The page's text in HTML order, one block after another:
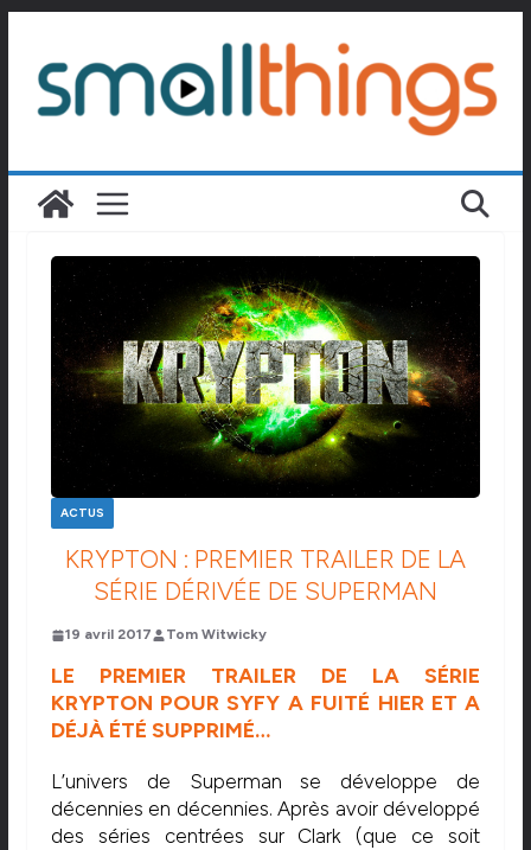
contenu
ACTUS
KRYPTON : PREMIER TRAILER DE LA
SÉRIE DÉRIVÉE DE SUPERMAN
19 avril 2017 Tom Witwicky
LE PREMIER TRAILER DE LA SÉRIE
KRYPTON POUR SYFY A FUITÉ HIER ET A
DÉJÀ ÉTÉ SUPPRIMÉ…
L’univers de Superman se développe de
décennies en décennies. Après avoir développé
des séries centrées sur Clark (que ce soit